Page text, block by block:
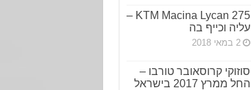
KTM Macina Lycan 275 –
עליה וכייף בה
2 במאי 2018
סוזוקי קרוסאובר טורבו –
החל ממרץ 2017 בישראל